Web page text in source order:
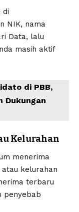
di
NIK, nama
Data, lalu
masih aktif
di PBB,
Dukungan
Kelurahan
menerima
kelurahan
terbaru
penyebab